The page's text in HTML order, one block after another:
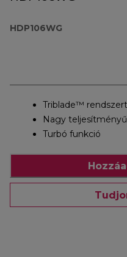
HDP106WG
Triblade™
Nagy
Turbó funkció